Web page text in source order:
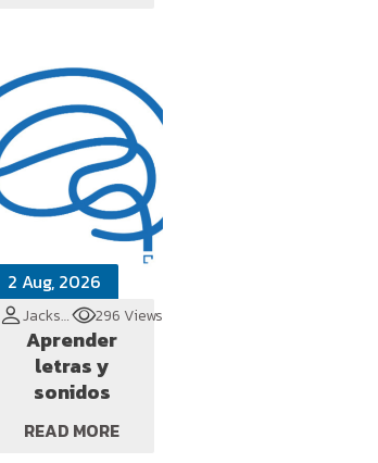
2 Aug, 2026
Jackson Cionek 296 Views
Aprender
letras y
sonidos
READ MORE